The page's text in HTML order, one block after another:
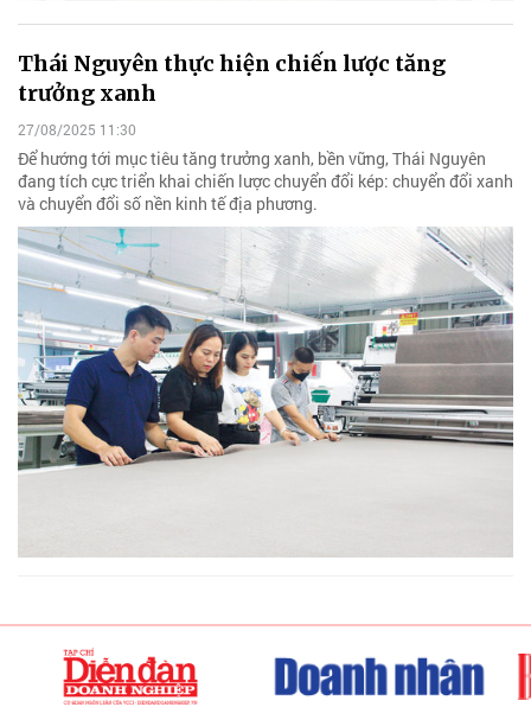
Thái Nguyên thực hiện chiến lược tăng
trưởng xanh
27/08/2025 11:30
Để hướng tới mục tiêu tăng trưởng xanh, bền vững, Thái Nguyên
đang tích cực triển khai chiến lược chuyển đổi kép: chuyển đổi xanh
và chuyển đổi số nền kinh tế địa phương.